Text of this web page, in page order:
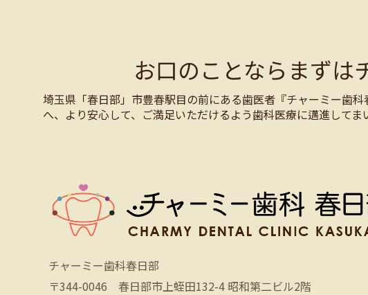
お口のことならまずは
埼玉県「春日部」市豊春駅目の前にある歯医者『チャーミー歯
へ、より安心して、ご満足いただけるよう歯科医療に邁進して
チャーミー歯科春日部
〒344-0046 春日部市上蛭田132-4 昭和第二ビル2階